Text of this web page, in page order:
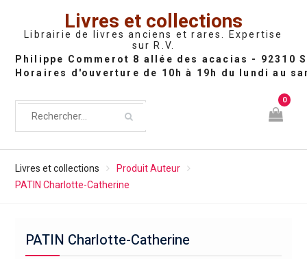
Livres et collections
Librairie de livres anciens et rares. Expertise
sur R.V.
0
Livres et collections
Produit Auteur
PATIN Charlotte-Catherine
PATIN Charlotte-Catherine